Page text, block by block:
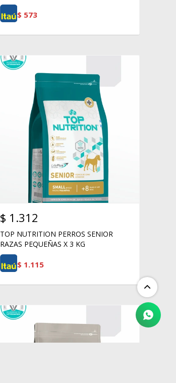
$ 573
$ 1.312
TOP NUTRITION PERROS SENIOR
RAZAS PEQUEÑAS X 3 KG
$ 1.115